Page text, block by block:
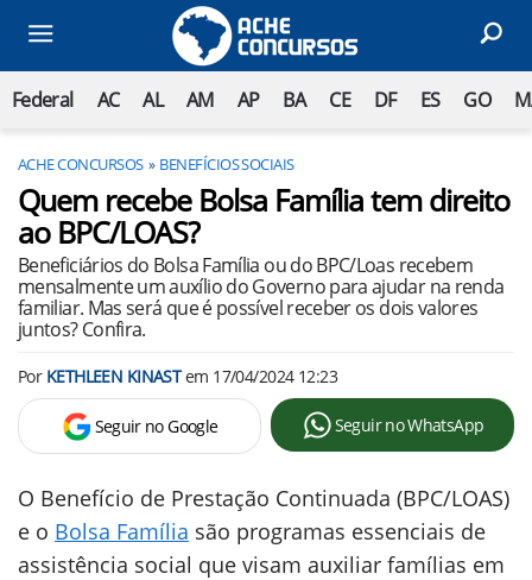
Federal AC AL AM AP BA CE DF ES GO
ACHE CONCURSOS BENEFÍCIOS SOCIAIS
Quem recebe Bolsa Família tem direito
ao BPC/LOAS?
Beneficiários do Bolsa Família ou do BPC/Loas recebem
mensalmente um auxílio do Governo para ajudar na renda
familiar. Mas será que é possível receber os dois valores
juntos? Confira.
Por KETHLEEN KINASTem 17/04/2024 12:23
Seguir no Google Seguir no WhatsApp
O Benefício de Prestação Continuada (BPC/LOAS)
e o Bolsa Família são programas essenciais de
assistência social que visam auxiliar famílias em